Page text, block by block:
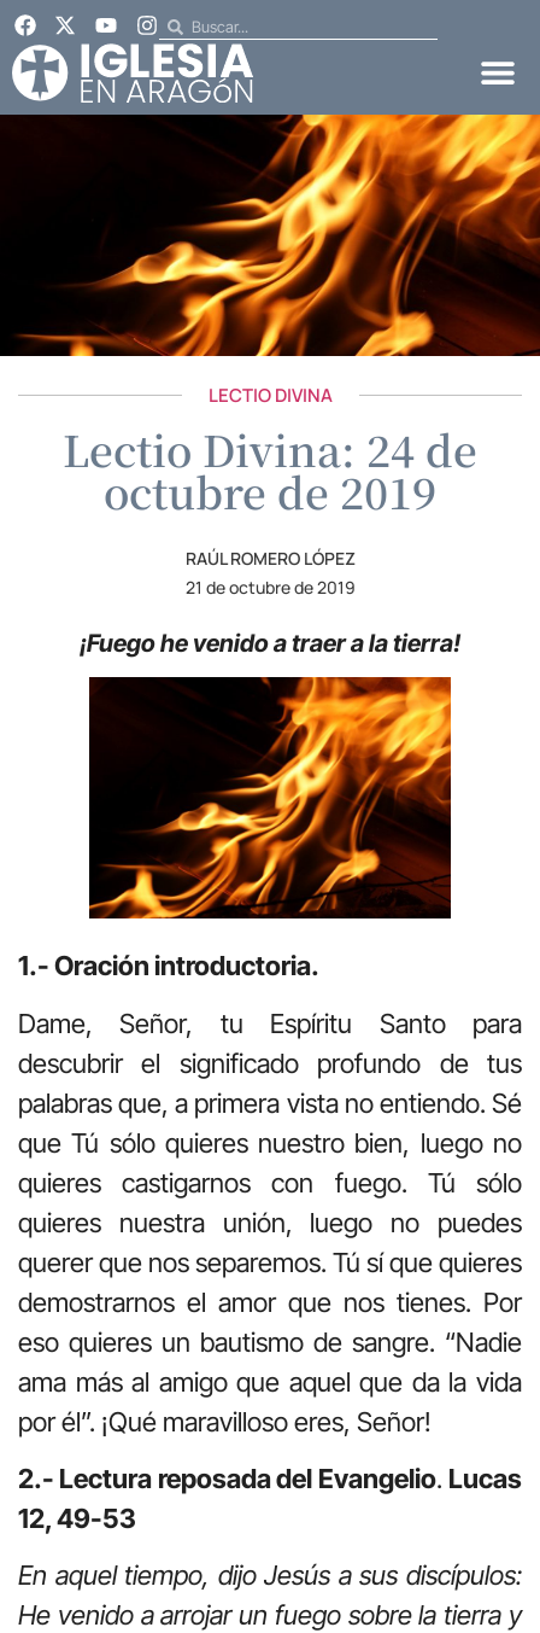
LECTIO DIVINA
Lectio Divina: 24 de
octubre de 2019
RAÚL ROMERO LÓPEZ
21 de octubre de 2019
¡Fuego he venido a traer a la tierra!
1.- Oración introductoria.
Dame, Señor, tu Espíritu Santo para
descubrir el significado profundo de tus
palabras que, a primera vista no entiendo. Sé
que Tú sólo quieres nuestro bien, luego no
quieres castigarnos con fuego. Tú sólo
quieres nuestra unión, luego no puedes
querer que nos separemos. Tú sí que quieres
demostrarnos el amor que nos tienes. Por
eso quieres un bautismo de sangre. “Nadie
ama más al amigo que aquel que da la vida
por él”. ¡Qué maravilloso eres, Señor!
2.- Lectura reposada del Evangelio. Lucas
12, 49-53
En aquel tiempo, dijo Jesús a sus discípulos:
He venido a arrojar un fuego sobre la tierra y